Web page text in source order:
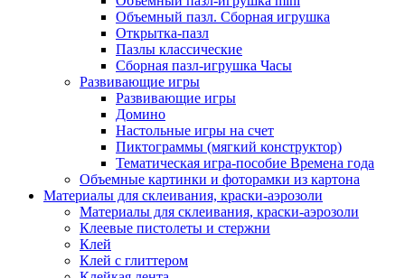
Объемный пазл. Сборная игрушка
Открытка-пазл
Пазлы классические
Сборная пазл-игрушка Часы
Развивающие игры
Развивающие игры
Домино
Настольные игры на счет
Пиктограммы (мягкий конструктор)
Тематическая игра-пособие Времена года
Объемные картинки и фоторамки из картона
Материалы для склеивания, краски-аэрозоли
Материалы для склеивания, краски-аэрозоли
Клеевые пистолеты и стержни
Клей
Клей с глиттером